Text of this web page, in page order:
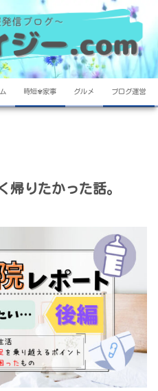
時短✾家事 グルメ ブログ運営
りたかった話。